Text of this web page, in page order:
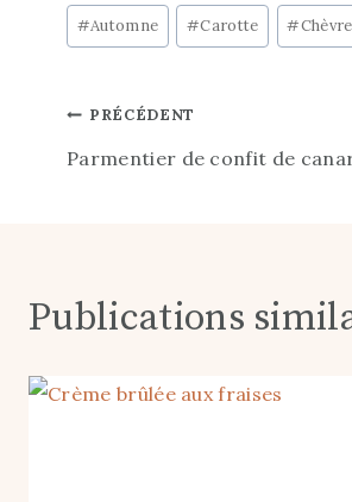
Étiquettes
de
publication :
#Automne #Carotte #Chèvre
Navigation
de
PRÉCÉDENT
Parmentier de confit de
Publications